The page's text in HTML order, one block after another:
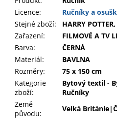
Licence:
Ručníky a
Stejné zboží:
HARRY
Zařazení:
FILMOVÉ A TV
Barva:
ČERNÁ
Materiál:
BAVLNA
Rozměry:
75 x 150 cm
Kategorie
zboží:
Bytový textil -
Ručníky
Země
původu:
Velká